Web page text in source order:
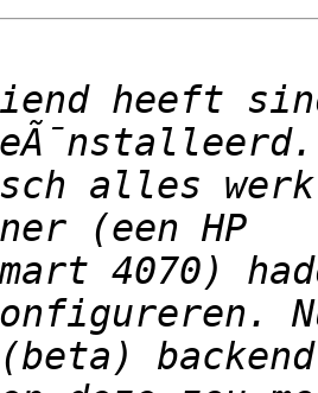
heeft
alles
4070)